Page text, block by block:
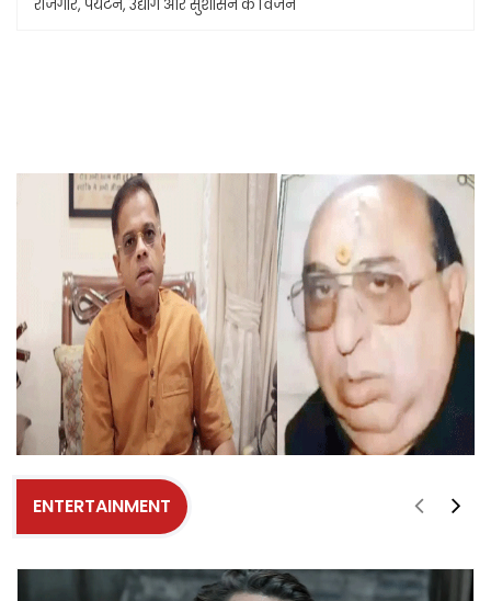
रोजगार, पर्यटन, उद्योग और सुशासन के विजन
ENTERTAINMENT